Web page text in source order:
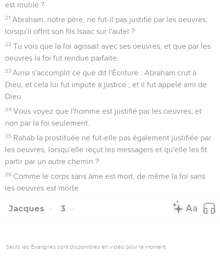
est inutile ?
21 Abraham, notre père, ne fut-il pas justifié par les oeuvres,
lorsqu'il offrit son fils Isaac sur l'autel ?
22 Tu vois que la foi agissait avec ses oeuvres, et que par les
oeuvres la foi fut rendue parfaite.
23 Ainsi s'accomplit ce que dit l'Écriture : Abraham crut à
Dieu, et cela lui fut imputé à justice ; et il fut appelé ami de
Dieu.
24 Vous voyez que l'homme est justifié par les oeuvres, et
non par la foi seulement.
25 Rahab la prostituée ne fut-elle pas également justifiée par
les oeuvres, lorsqu'elle reçut les messagers et qu'elle les fit
partir par un autre chemin ?
26 Comme le corps sans âme est mort, de même la foi sans
les oeuvres est morte.
Jacques 3
Seuls les Évangiles sont disponibles en vidéo pour le moment.